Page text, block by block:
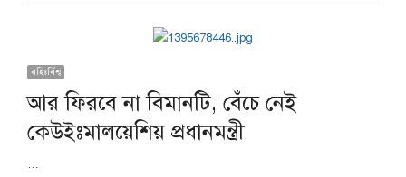
বহিঃর্বিশ্ব
আর ফিরবে না বিমানটি, বেঁচে নেই
কেউইঃমালয়েশিয় প্রধানমন্ত্রী
…